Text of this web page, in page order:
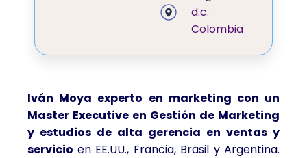
d.c.
Colombia
Iván Moya experto en marketing con un
Master Executive en Gestión de Marketing
y estudios de alta gerencia en ventas y
servicio en EE.UU., Francia, Brasil y Argentina.